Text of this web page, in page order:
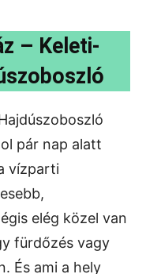
– Keleti-
pár nap alatt
vízparti
elég közel van
fürdőzés vagy
És ami a hely